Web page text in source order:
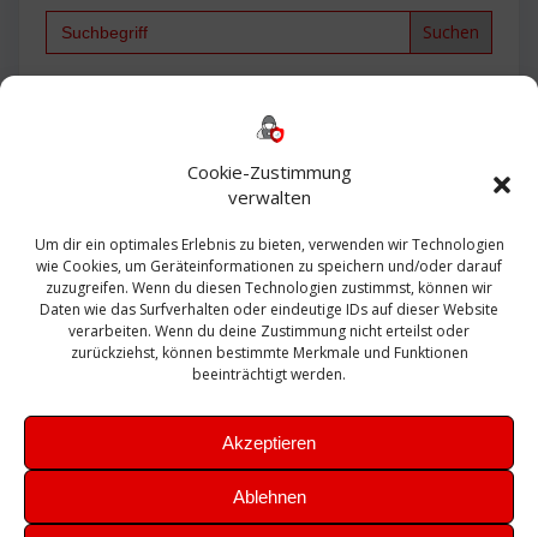
Cookie-Zustimmung
verwalten
Um dir ein optimales Erlebnis zu bieten, verwenden wir Technologien
wie Cookies, um Geräteinformationen zu speichern und/oder darauf
zuzugreifen. Wenn du diesen Technologien zustimmst, können wir
Daten wie das Surfverhalten oder eindeutige IDs auf dieser Website
verarbeiten. Wenn du deine Zustimmung nicht erteilst oder
zurückziehst, können bestimmte Merkmale und Funktionen
beeinträchtigt werden.
Akzeptieren
Ablehnen
Search
Bautagebuch
Exchange firewall Fritzbox
Microsoft
Sanierung SBS Security Server Sicherheit
Sicherung SIEM Sophos SSL Ubuntu
Update Upgrade UTM VCenter VCSA Veeam
VMWare VPN WAZUH Windows
Zertifikat